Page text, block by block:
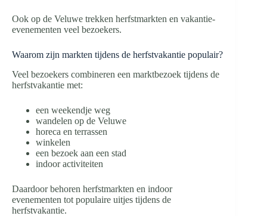
Ook op de Veluwe trekken herfstmarkten en vakantie-
evenementen veel bezoekers.
Waarom zijn markten tijdens de herfstvakantie populair?
Veel bezoekers combineren een marktbezoek tijdens de
herfstvakantie met:
een weekendje weg
wandelen op de Veluwe
horeca en terrassen
winkelen
een bezoek aan een stad
indoor activiteiten
Daardoor behoren herfstmarkten en indoor
evenementen tot populaire uitjes tijdens de
herfstvakantie.